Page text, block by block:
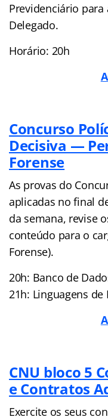
Previdenciário para
Delegado.
Horário: 20h
Concurso
Decisiva —
Forense
As provas do
aplicadas no final
da semana, revise
conteúdo para o
Forense).
20h: Banco de
21h: Linguagens
CNU bloco 5
e Contratos
Exercite os seus